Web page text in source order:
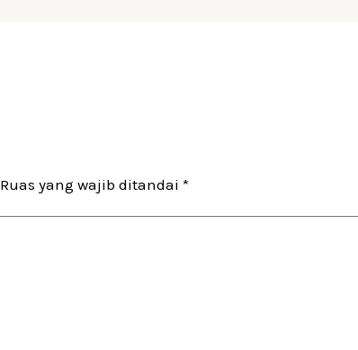
Ruas yang wajib ditandai*